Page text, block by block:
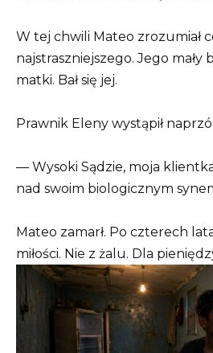
W tej chwili Mateo zrozumiał
najstraszniejszego. Jego mały
matki. Bał się jej.
Prawnik Eleny wystąpił
— Wysoki Sądzie, moja
nad swoim biologicznym
Mateo zamarł. Po czterech
miłości. Nie z żalu. Dla